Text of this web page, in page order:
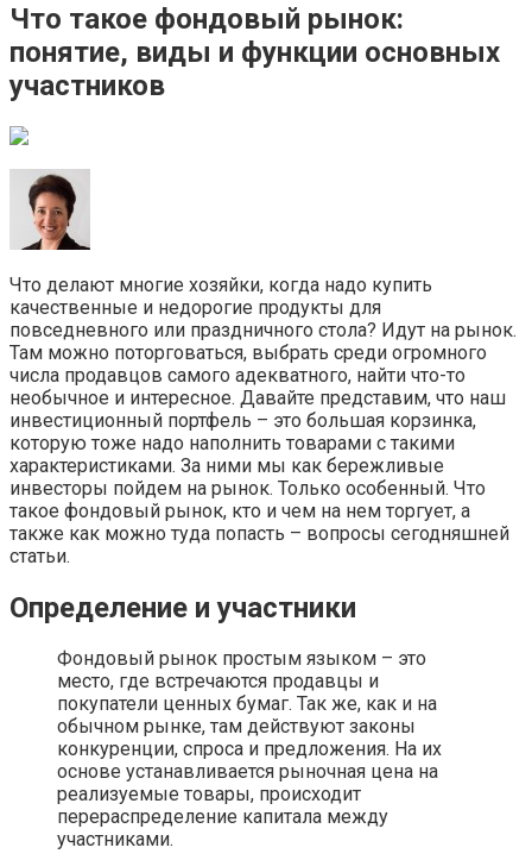
Что такое фондовый рынок:
понятие, виды и функции основных
участников
Что делают многие хозяйки, когда надо купить
качественные и недорогие продукты для
повседневного или праздничного стола? Идут на рынок.
Там можно поторговаться, выбрать среди огромного
числа продавцов самого адекватного, найти что-то
необычное и интересное. Давайте представим, что наш
инвестиционный портфель – это большая корзинка,
которую тоже надо наполнить товарами с такими
характеристиками. За ними мы как бережливые
инвесторы пойдем на рынок. Только особенный. Что
такое фондовый рынок, кто и чем на нем торгует, а
также как можно туда попасть – вопросы сегодняшней
статьи.
Определение и участники
Фондовый рынок простым языком – это
место, где встречаются продавцы и
покупатели ценных бумаг. Так же, как и на
обычном рынке, там действуют законы
конкуренции, спроса и предложения. На их
основе устанавливается рыночная цена на
реализуемые товары, происходит
перераспределение капитала между
участниками.